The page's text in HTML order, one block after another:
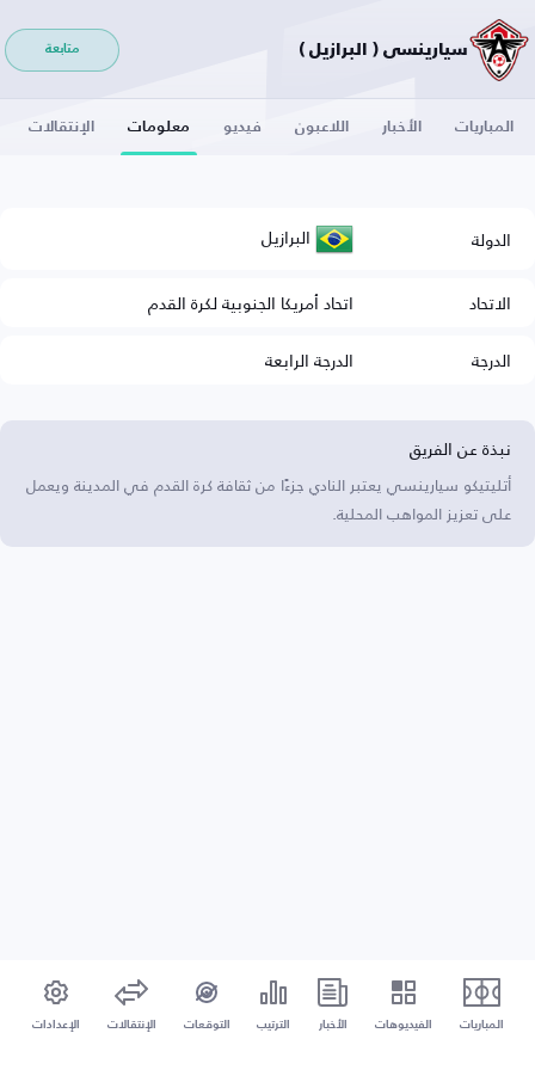
سيارينسي ( البرازيل ) متابعة
المباريات الأخبار اللاعبون فيديو معلومات الإنتقالات
الدولة البرازيل
الاتحاد
اتحاد أمريكا الجنوبية لكرة القدم
الدرجة
الدرجة الرابعة
نبذة عن الفريق
أتليتيكو سيارينسي يعتبر النادي جزءًا من ثقافة كرة القدم في المدينة ويعمل
على تعزيز المواهب المحلية.
المباريات الفيديوهات الأخبار الترتيب التوقعات الإنتقالات الإعدادات